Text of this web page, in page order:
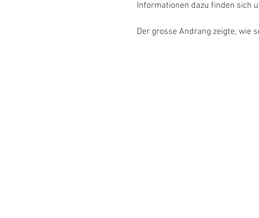
Informationen dazu finden sich
Der grosse Andrang zeigte, wie